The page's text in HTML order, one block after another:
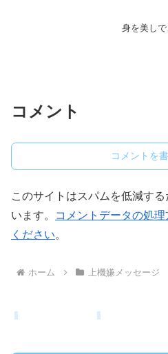
身を美し
コメント
コメントを
このサイトはスパムを低減す
います。
コメントデータの処
ください。
ホーム 上機嫌メッセージ